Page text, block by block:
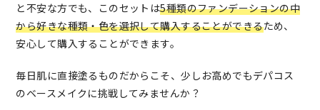
と不安な方でも、このセットは5種類のファンデーションの中
から好きな種類・色を選択して購入することができるため、
安心して購入することができます。
毎日肌に直接塗るものだからこそ、少しお高めでもデパコス
のベースメイクに挑戦してみませんか？